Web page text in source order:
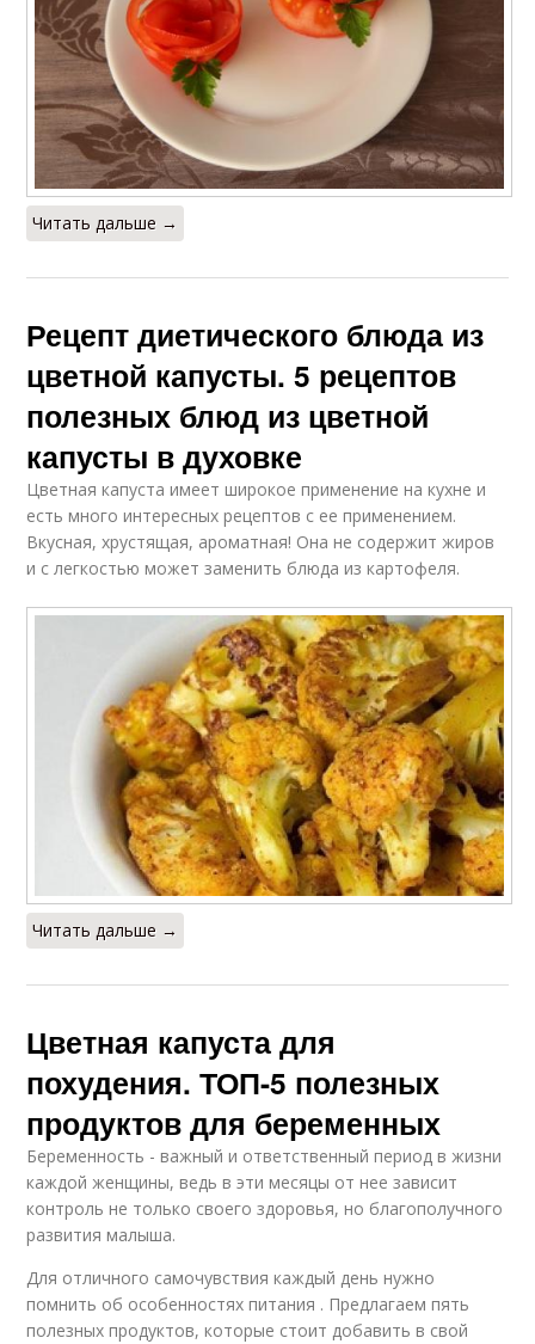
Читать дальше →
Рецепт диетического блюда из
цветной капусты. 5 рецептов
полезных блюд из цветной
капусты в духовке
Цветная капуста имеет широкое применение на кухне и
есть много интересных рецептов с ее применением.
Вкусная, хрустящая, ароматная! Она не содержит жиров
и с легкостью может заменить блюда из картофеля.
Читать дальше →
Цветная капуста для
похудения. ТОП-5 полезных
продуктов для беременных
Беременность - важный и ответственный период в жизни
каждой женщины, ведь в эти месяцы от нее зависит
контроль не только своего здоровья, но благополучного
развития малыша.
Для отличного самочувствия каждый день нужно
помнить об особенностях питания . Предлагаем пять
полезных продуктов, которые стоит добавить в свой